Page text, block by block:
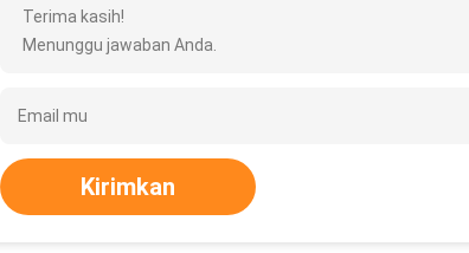
Terima kasih!
Menunggu jawaban Anda.
Kirimkan